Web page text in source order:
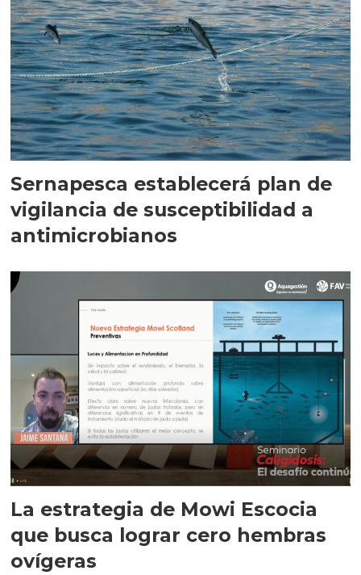
Sernapesca establecerá plan de
vigilancia de susceptibilidad a
antimicrobianos
La estrategia de Mowi Escocia
que busca lograr cero hembras
ovígeras